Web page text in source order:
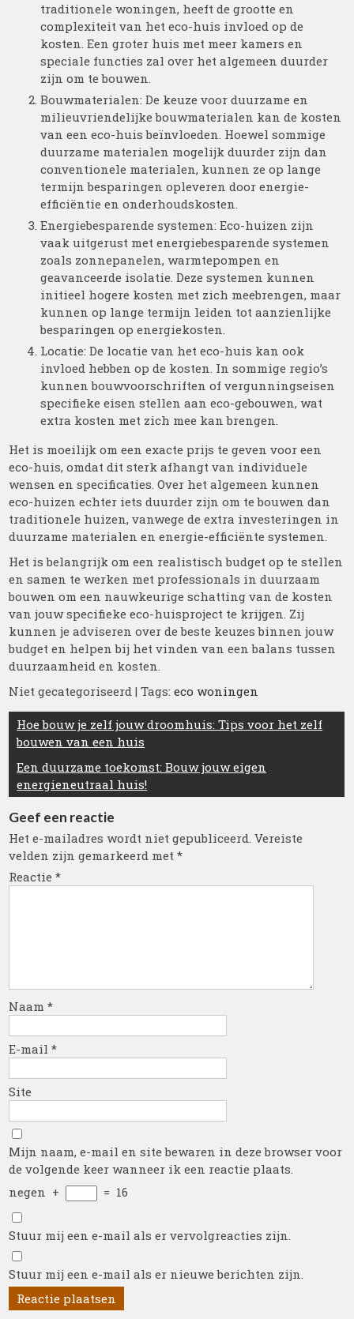
traditionele woningen, heeft de grootte en
complexiteit van het eco-huis invloed op de
kosten. Een groter huis met meer kamers en
speciale functies zal over het algemeen duurder
zijn om te bouwen.
Bouwmaterialen: De keuze voor duurzame en
milieuvriendelijke bouwmaterialen kan de kosten
van een eco-huis beïnvloeden. Hoewel sommige
duurzame materialen mogelijk duurder zijn dan
conventionele materialen, kunnen ze op lange
termijn besparingen opleveren door energie-
efficiëntie en onderhoudskosten.
Energiebesparende systemen: Eco-huizen zijn
vaak uitgerust met energiebesparende systemen
zoals zonnepanelen, warmtepompen en
geavanceerde isolatie. Deze systemen kunnen
initieel hogere kosten met zich meebrengen, maar
kunnen op lange termijn leiden tot aanzienlijke
besparingen op energiekosten.
Locatie: De locatie van het eco-huis kan ook
invloed hebben op de kosten. In sommige regio’s
kunnen bouwvoorschriften of vergunningseisen
specifieke eisen stellen aan eco-gebouwen, wat
extra kosten met zich mee kan brengen.
Het is moeilijk om een exacte prijs te geven voor een
eco-huis, omdat dit sterk afhangt van individuele
wensen en specificaties. Over het algemeen kunnen
eco-huizen echter iets duurder zijn om te bouwen dan
traditionele huizen, vanwege de extra investeringen in
duurzame materialen en energie-efficiënte systemen.
Het is belangrijk om een realistisch budget op te stellen
en samen te werken met professionals in duurzaam
bouwen om een nauwkeurige schatting van de kosten
van jouw specifieke eco-huisproject te krijgen. Zij
kunnen je adviseren over de beste keuzes binnen jouw
budget en helpen bij het vinden van een balans tussen
duurzaamheid en kosten.
Niet gecategoriseerd | Tags:eco woningen
Berichtnavigatie
Hoe bouw je zelf jouw droomhuis: Tips voor het zelf
bouwen van een huis
Een duurzame toekomst: Bouw jouw eigen
energieneutraal huis!
Geef een reactie
Het e-mailadres wordt niet gepubliceerd. Vereiste
velden zijn gemarkeerd met*
Reactie*
Naam*
E-mail*
Site
Mijn naam, e-mail en site bewaren in deze browser voor
de volgende keer wanneer ik een reactie plaats.
negen + = 16
Stuur mij een e-mail als er vervolgreacties zijn.
Stuur mij een e-mail als er nieuwe berichten zijn.